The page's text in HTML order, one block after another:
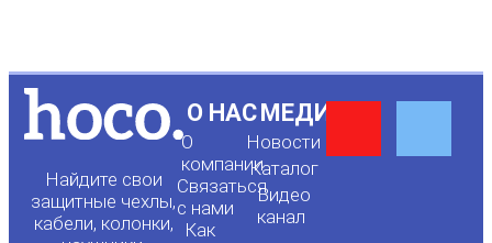
Найдите свои
защитные чехлы,
кабели, колонки,
О НАС
О
компании
Связаться
с нами
Как
МЕДИА
Новости
Каталог
Видео
канал